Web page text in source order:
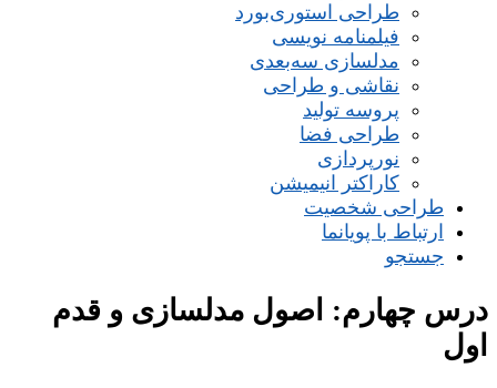
طراحی استوری‌بورد
فیلمنامه نویسی
مدلسازی سه‌بعدی
نقاشی و طراحی
پروسه تولید
طراحی فضا
نورپردازی
کاراکتر انیمیشن
طراحی شخصیت
ارتباط با پویانما
جستجو
درس چهارم: اصول مدلسازی و قدم
اول